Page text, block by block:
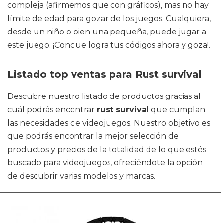
compleja (afirmemos que con gráficos), mas no hay
límite de edad para gozar de los juegos. Cualquiera,
desde un niño o bien una pequeña, puede jugar a
este juego. ¡Conque logra tus códigos ahora y goza!.
Listado top ventas para Rust survival
Descubre nuestro listado de productos gracias al
cuál podrás encontrar rust survival que cumplan
las necesidades de videojuegos. Nuestro objetivo es
que podrás encontrar la mejor selección de
productos y precios de la totalidad de lo que estés
buscado para videojuegos, ofreciéndote la opción
de descubrir varias modelos y marcas.